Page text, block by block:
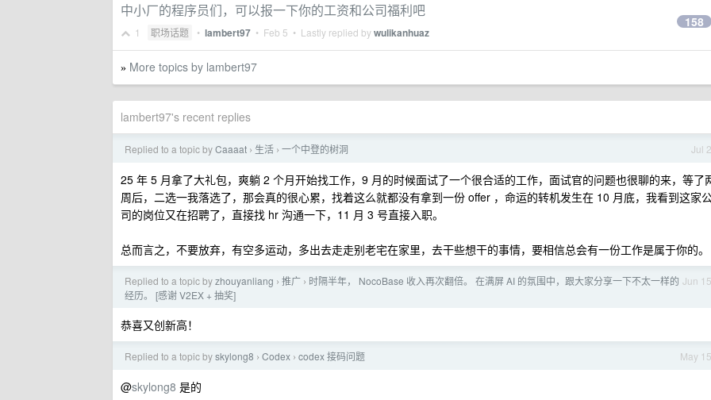
中小厂的程序员们，可以报一下你的工资和公司福利吧
1 职场话题 • lambert97 • Feb 5 • Lastly replied bywulikanhuaz
158
» More topics by lambert97
lambert97's recent replies
Jul 2
Replied to a topic byCaaaat › 生活 › 一个中登的树洞
25 年 5 月拿了大礼包，爽躺 2 个月开始找工作，9 月的时候面试了一个很合适的工作，面试官的问题也很聊的来，等了
周后，二选一我落选了，那会真的很心累，找着这么就都没有拿到一份 offer ，命运的转机发生在 10 月底，我看到这家
司的岗位又在招聘了，直接找 hr 沟通一下，11 月 3 号直接入职。
总而言之，不要放弃，有空多运动，多出去走走别老宅在家里，去干些想干的事情，要相信总会有一份工作是属于你的。
Jun 15
Replied to a topic byzhouyanliang › 推广 › 时隔半年， NocoBase 收入再次翻倍。 在满屏 AI 的氛围中，跟大家分享一下不太一样的
经历。 [感谢 V2EX + 抽奖]
恭喜又创新高！
May 15
Replied to a topic byskylong8 › Codex › codex 接码问题
@skylong8 是的